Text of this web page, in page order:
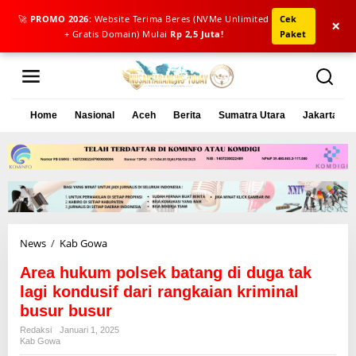
🚀 PROMO 2026: Website Terima Beres (NVMe Unlimited
+ Gratis Domain) Mulai Rp 2,5 Juta!
Cek
Paket
×
L
Home Nasional Aceh Berita Sumatra Utara Jakarta
News / Kab Gowa
e
a
u
k
Area hukum polsek batang di duga tak
lagi kondusif dari rangkaian kriminal
busur busur
Redaksi
Januari 1, 2025
Kab Gowa